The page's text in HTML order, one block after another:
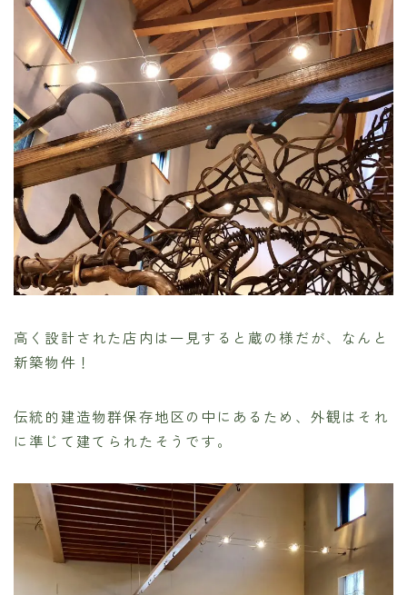
高く設計された店内は一見すると蔵の様だが、なんと
新築物件！
伝統的建造物群保存地区の中にあるため、外観はそれ
に準じて建てられたそうです。